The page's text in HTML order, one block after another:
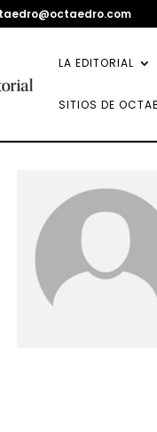
LA EDITORIAL
SITIOS DE